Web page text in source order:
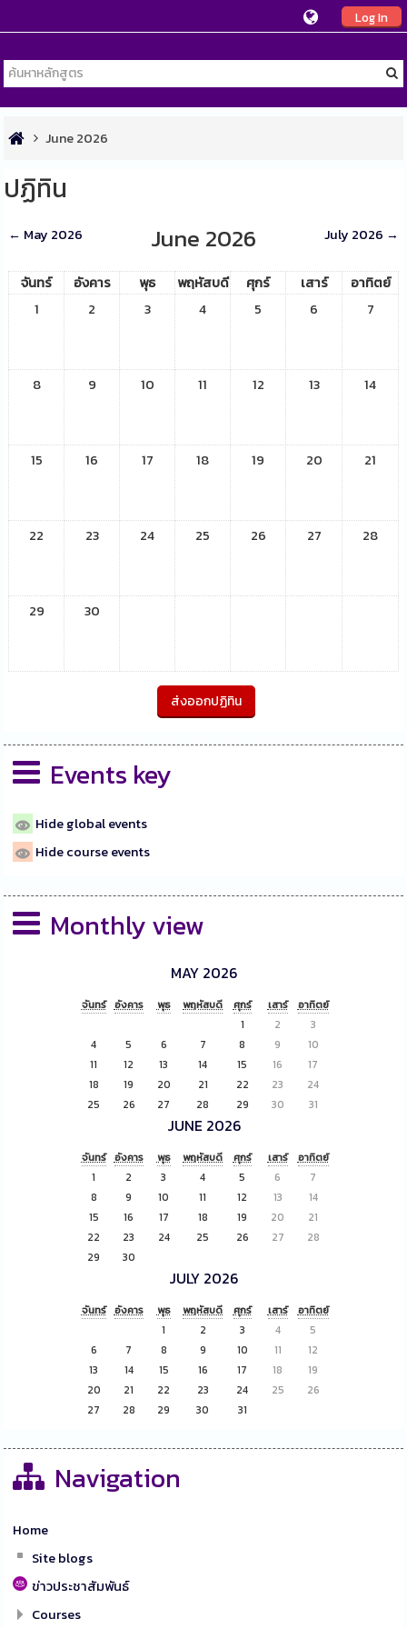
Log In
June 2026
ปฏิทิน
← May 2026 June 2026 July 2026 →
จันทร์ อังคาร พุธ พฤหัสบดี ศุกร์ เสาร์
อาทิตย์
1
2 3 4 5 6 7
8 9 10 11 12 13 14
15 16 17 18 19 20 21
22 23 24 25 26 27 28
29 30
Events key
Hide global events
Hide course events
Monthly view
MAY 2026
จันทร์ อังคาร พุธ พฤหัสบดี ศุกร์ เสาร์
อาทิตย์
1
2
3
4
5 6 7 8 9
10
11
12 13 14 15 16
17
18
19 20 21 22 23
24
25
26 27 28 29 30 31
JUNE 2026
จันทร์ อังคาร พุธ พฤหัสบดี ศุกร์ เสาร์
อาทิตย์
1
2 3 4 5 6
7
8
9 10 11 12 13
14
15
16 17 18 19 20
21
22
23 24 25 26 27
28
29
30
JULY 2026
จันทร์ อังคาร พุธ พฤหัสบดี ศุกร์ เสาร์
อาทิตย์
1
2 3 4
5
6
7 8 9 10 11
12
13
14 15 16 17 18
19
20
21 22 23 24 25
26
27
28 29 30 31
Navigation
Home
Site blogs
ข่าวประชาสัมพันธ์
Courses